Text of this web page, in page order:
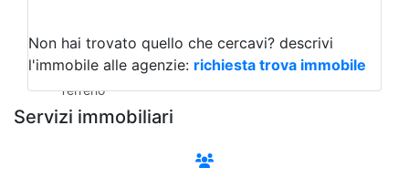
Qualsiasi
Terreno edificabile
Terreno
Non hai trovato quello che cercavi? descrivi
l'immobile alle agenzie: richiesta trova immobile
Servizi immobiliari